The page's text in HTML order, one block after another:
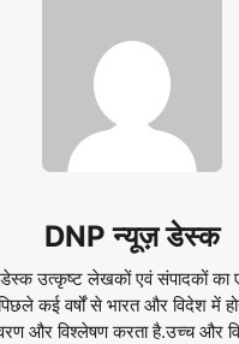
DNP न्यूज़ डेस्क
उत्कृष्ट लेखकों एवं संपादकों का
कई वर्षों से भारत और विदेश में
और विश्लेषण करता है.उच्च और